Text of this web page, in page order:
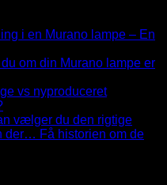
i en Murano lampe – En
om din Murano lampe er
vs nyproduceret
vælger du den rigtige
der… Få historien om de